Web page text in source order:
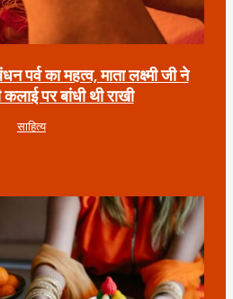
पर्व का महत्व, माता लक्ष्मी जी ने
पर बांधी थी राखी
साहित्य